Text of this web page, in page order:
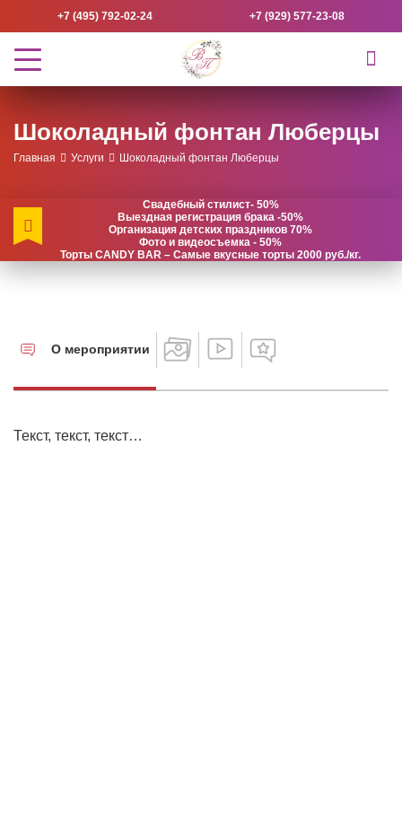
+7 (495) 792-02-24 +7 (929) 577-23-08
Шоколадный фонтан Люберцы
Главная Услуги Шоколадный фонтан Люберцы
Свадебный стилист- 50%
Выездная регистрация брака -50%
Организация детских праздников 70%
Фото и видеосъемка - 50%
Торты CANDY BAR – Самые вкусные торты 2000 руб./кг.
О мероприятии
Текст, текст, текст…